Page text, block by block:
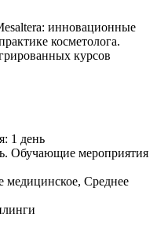
инновационные
косметолога.
курсов
1 день
Обучающие мероприятия
медицинское, Среднее